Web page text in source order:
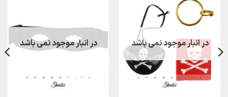
در انبار موجود نمی باشد در انبار موجود نمی باشد